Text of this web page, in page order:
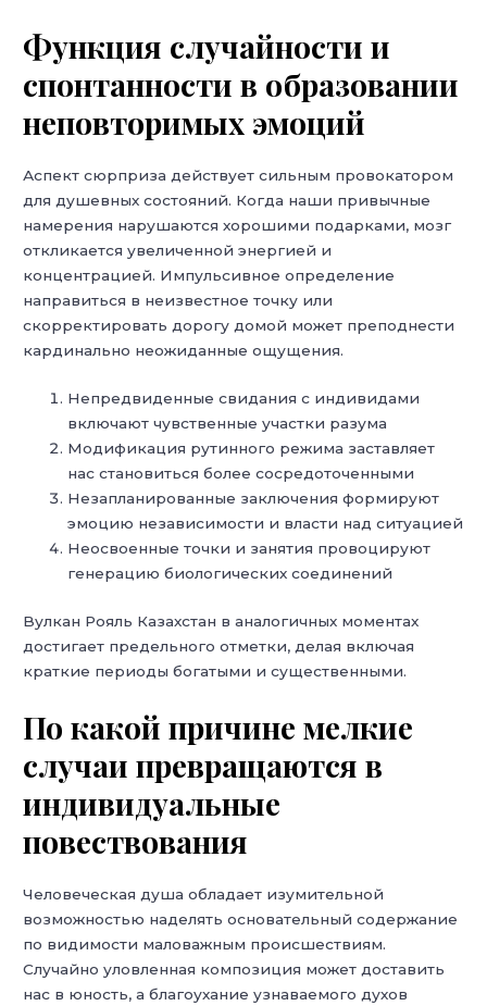
Функция случайности и
спонтанности в образовании
неповторимых эмоций
Аспект сюрприза действует сильным провокатором
для душевных состояний. Когда наши привычные
намерения нарушаются хорошими подарками, мозг
откликается увеличенной энергией и
концентрацией. Импульсивное определение
направиться в неизвестное точку или
скорректировать дорогу домой может преподнести
кардинально неожиданные ощущения.
Непредвиденные свидания с индивидами
включают чувственные участки разума
Модификация рутинного режима заставляет
нас становиться более сосредоточенными
Незапланированные заключения формируют
эмоцию независимости и власти над ситуацией
Неосвоенные точки и занятия провоцируют
генерацию биологических соединений
Вулкан Рояль Казахстан в аналогичных моментах
достигает предельного отметки, делая включая
краткие периоды богатыми и существенными.
По какой причине мелкие
случаи превращаются в
индивидуальные
повествования
Человеческая душа обладает изумительной
возможностью наделять основательный содержание
по видимости маловажным происшествиям.
Случайно уловленная композиция может доставить
нас в юность, а благоухание узнаваемого духов